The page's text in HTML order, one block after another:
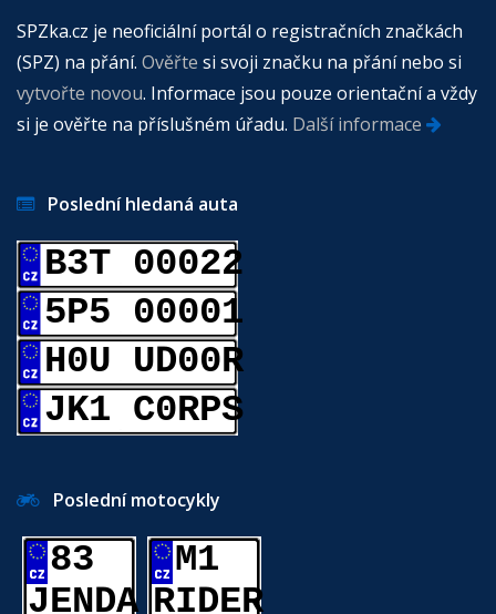
SPZka.cz je neoficiální portál o registračních značkách
(SPZ) na přání. Ověřte si svoji značku na přání nebo si
vytvořte novou. Informace jsou pouze orientační a vždy
si je ověřte na příslušném úřadu. Další informace
Poslední hledaná auta
B3T 00022
5P5 00001
H0U UD00R
JK1 C0RPS
Poslední motocykly
83
JENDA
M1
RIDER